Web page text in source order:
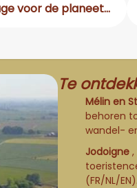
voor de planeet...
Te
Mélin en
behoren
wandel-
Jodoigne
(FR/NL/EN).